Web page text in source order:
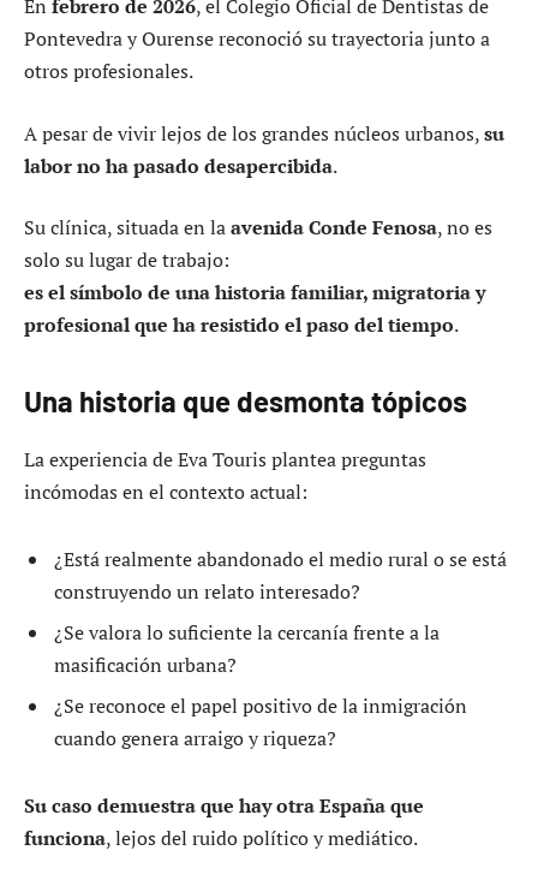
En febrero de 2026, el Colegio Oficial de Dentistas de
Pontevedra y Ourense reconoció su trayectoria junto a
otros profesionales.
A pesar de vivir lejos de los grandes núcleos urbanos,su
labor no ha pasado desapercibida.
Su clínica, situada en laavenida Conde Fenosa, no es
solo su lugar de trabajo:
es el símbolo de una historia familiar, migratoria y
profesional que ha resistido el paso del tiempo.
Una historia que desmonta tópicos
La experiencia de Eva Touris plantea preguntas
incómodas en el contexto actual:
¿Está realmente abandonado el medio rural o se está
construyendo un relato interesado?
¿Se valora lo suficiente la cercanía frente a la
masificación urbana?
¿Se reconoce el papel positivo de la inmigración
cuando genera arraigo y riqueza?
Su caso demuestra que hay otra España que
funciona, lejos del ruido político y mediático.